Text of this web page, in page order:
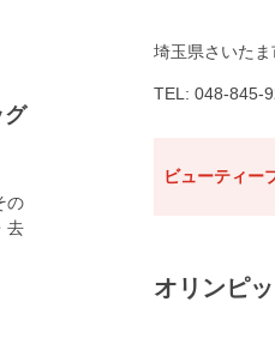
グ
の
去
埼玉県さいた
TEL: 048-845-
ビューティー
オリンピ